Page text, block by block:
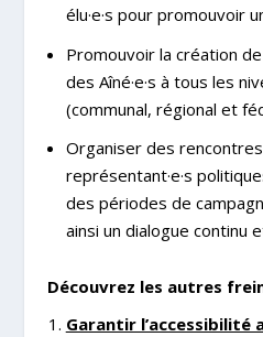
élu·e·s pour promouvoir
Promouvoir la création
des Aîné·e·s à tous les
(communal, régional et
Organiser des
représentant·e·s
des périodes de
ainsi un dialogue continu
Découvrez les autres
Garantir l’accessibilité